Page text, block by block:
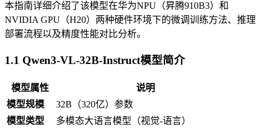
本指南详细介绍了该模型在华为NPU（昇腾910B3）和
NVIDIA GPU（H20）两种硬件环境下的微调训练方法、推理
部署流程以及精度性能对比分析。
1.1 Qwen3-VL-32B-Instruct模型简介
模型属性
说明
模型规模
32B（320亿）参数
模型类型
多模态大语言模型（视觉-语言）